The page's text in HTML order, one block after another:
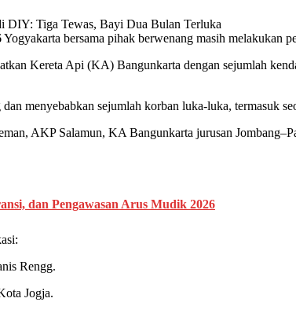
bersama pihak berwenang masih melakukan
Kereta Api (KA) Bangunkarta dengan sejumlah
menyebabkan sejumlah korban luka-luka, termasuk
AKP Salamun, KA Bangunkarta jurusan
dan Pengawasan Arus Mudik 2026
Rengg.
Jogja.